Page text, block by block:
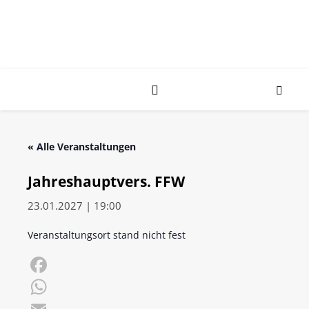
« Alle Veranstaltungen
Jahreshauptvers. FFW
23.01.2027 | 19:00
Veranstaltungsort stand nicht fest
Facebook